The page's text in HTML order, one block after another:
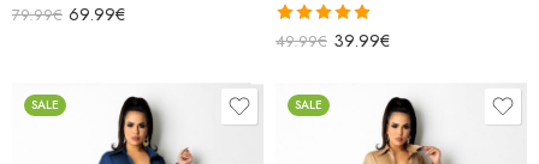
79.99€ 69.99€
Note5.00
49.99€ 39.99€
SALE SALE